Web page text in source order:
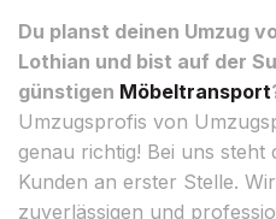
Du planst deinen Umzug
Lothian und bist auf der
günstigen Möbeltransport
Umzugsprofis von
genau richtig! Bei uns steht
Kunden an erster Stelle.
zuverlässigen und